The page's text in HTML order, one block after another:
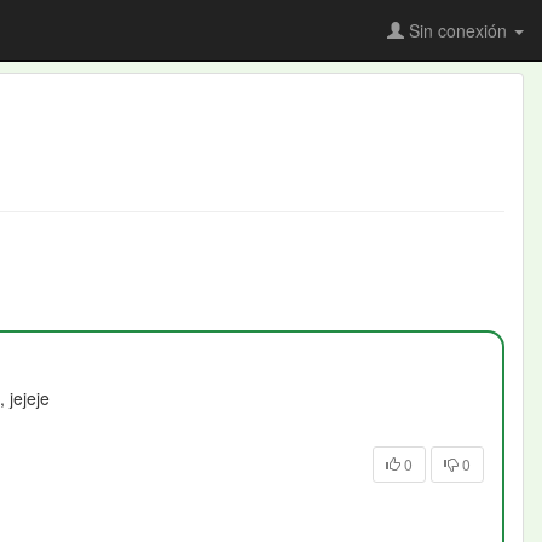
Sin conexión
jejeje
0 0